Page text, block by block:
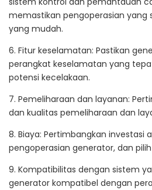
memastikan pengoperasian yang
yang mudah.
6. Fitur keselamatan: Pastikan
perangkat keselamatan yang
potensi kecelakaan.
7. Pemeliharaan dan layanan:
dan kualitas pemeliharaan dan
8. Biaya: Pertimbangkan investasi
pengoperasian generator, dan
9. Kompatibilitas dengan sistem
generator kompatibel dengan